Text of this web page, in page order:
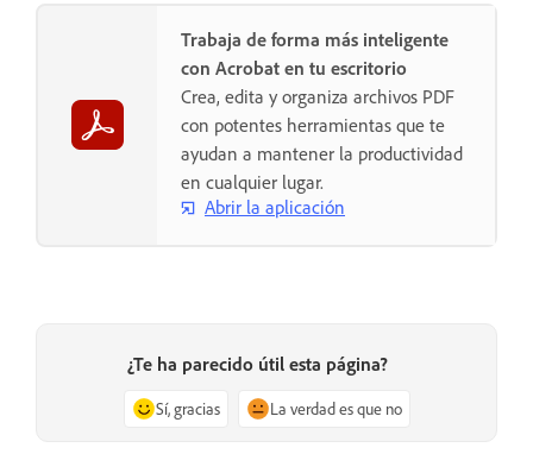
Trabaja de forma más inteligente
con Acrobat en tu escritorio
Crea, edita y organiza archivos PDF
con potentes herramientas que te
ayudan a mantener la productividad
en cualquier lugar.
Abrir la aplicación
¿Te ha parecido útil esta página?
Sí, gracias La verdad es que no